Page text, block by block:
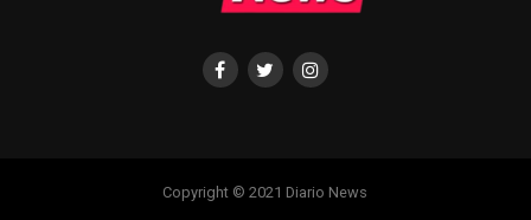
Copyright © 2021 Diario News